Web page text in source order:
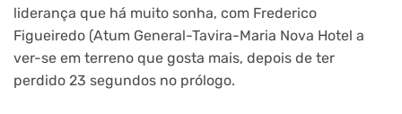
liderança que há muito sonha, com Frederico
Figueiredo (Atum General-Tavira-Maria Nova Hotel a
ver-se em terreno que gosta mais, depois de ter
perdido 23 segundos no prólogo.